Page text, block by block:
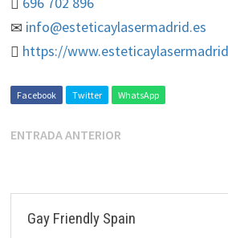
info@esteticaylasermadrid.es
https://
Facebook Twitter WhatsApp
ENTRADA ANTERIOR
Gay Friendly Spain